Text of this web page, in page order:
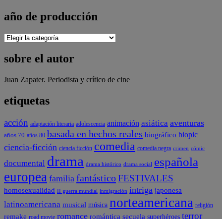
año de producción
año
producción
sobre el autor
Juan Zapater. Periodista y crítico de cine
etiquetas
acción adaptación literaria adolescencia animación asiática aventuras
años 70 años 80 basada en hechos reales biográfico biopic
ciencia-ficción ciencia ficción comedia comedia negra crimen cómic
documental drama drama histórico drama social española
europea familia fantásticoFESTIVALES
homosexualidad II guerra mundial inmigración intriga japonesa
latinoamericana musical música norteamericana religión
remake road movie romance romántica secuela superhéroes terror